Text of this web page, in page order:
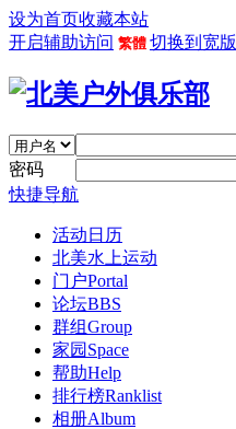
设为首页收藏本站
开启辅助访问 繁體 切换到宽版
密码
快捷导航
活动日历
北美水上运动
门户Portal
论坛BBS
群组Group
家园 Space
帮助Help
排行榜Ranklist
相册Album